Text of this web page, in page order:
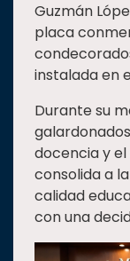
Guzmán
placa
instalada en
Durante su
docencia y
consolida a
calidad
con una